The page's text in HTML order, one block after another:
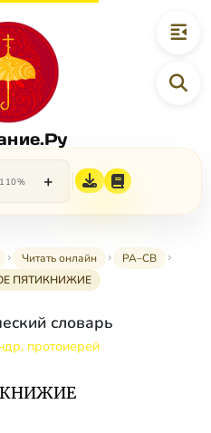
110% +
Читать онлайн
РА–СВ
ПЯТИКНИЖИЕ
словарь
протоиерей